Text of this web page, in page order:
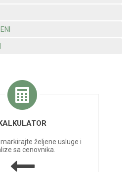
željene usluge i
sa cenovnika.